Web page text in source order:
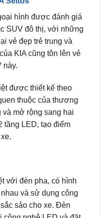
hình được đánh giá
SUV đô thị, với những
vẻ đẹp trẻ trung và
KIA cũng tôn lên vẻ
này.
được thiết kế theo
thuộc của thương
mở rộng sang hai
tầng LED, tạo điểm
với đèn pha, có hình
và sử dụng công
sảo cho xe. Đèn